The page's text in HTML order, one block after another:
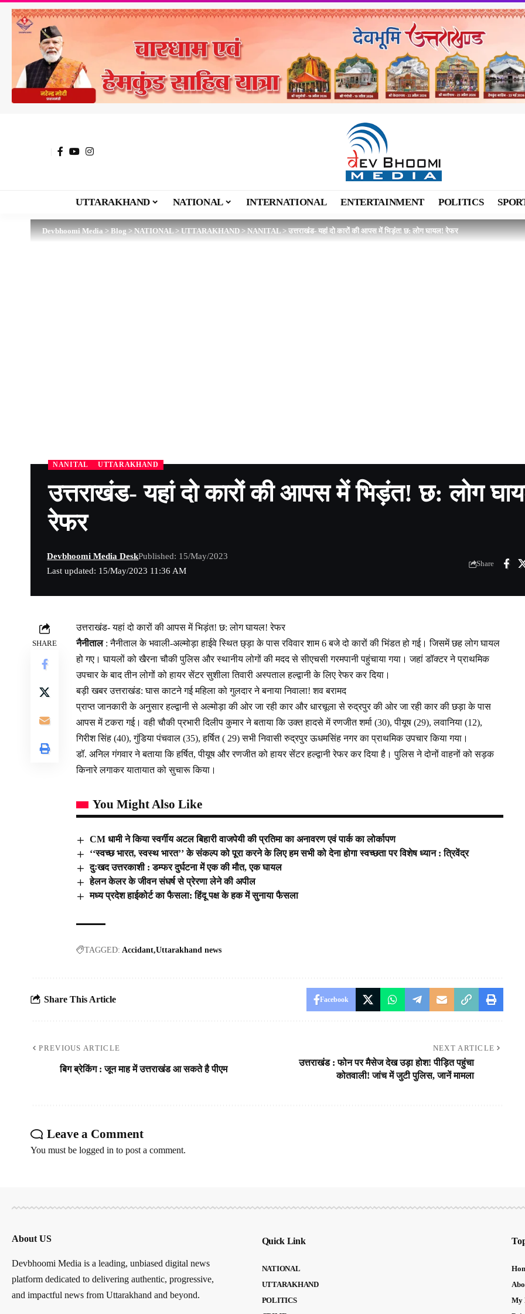
UTTARAKHAND NATIONAL INTERNATIONAL ENTERTAINMENT POLITICS
Devbhoomi Media>Blog>NATIONAL>UTTARAKHAND>NANITAL>उत्तराखंड- यहां दो कारों की आपस में भिड़ंत! छ: लोग घायल! रेफर
NANITAL UTTARAKHAND
उत्तराखंड- यहां दो कारों की आपस में भिड़ंत! छ: लोग
रेफर
Last updated: 15/May/2023 11:36 AM
Devbhoomi Media DeskPublished: 15/May/2023
Share
SHARE
उत्तराखंड- यहां दो कारों की आपस में भिड़ंत! छ: लोग घायल! रेफर
नैनीताल: नैनीताल के भवाली-अल्मोड़ा हाईवे स्थित छ्ड़ा के पास रविवार शाम 6 बजे दो कारों की भिंडत हो गई। जिसमें छह लोग घायल
हो गए। घायलों को खैरना चौकी पुलिस और स्थानीय लोगों की मदद से सीएचसी गरमपानी पहुंचाया गया। जहां डॉक्टर ने प्राथमिक
उपचार के बाद तीन लोगों को हायर सेंटर सुशीला तिवारी अस्पताल हल्द्वानी के लिए रेफर कर दिया।
बड़ी खबर उत्तराखंड: घास काटने गई महिला को गुलदार ने बनाया निवाला! शव बरामद
प्राप्त जानकारी के अनुसार हल्द्वानी से अल्मोड़ा की ओर जा रही कार और धारचूला से रुद्रपुर की ओर जा रही कार की छड़ा के पास
आपस में टकरा गई। वही चौकी प्रभारी दिलीप कुमार ने बताया कि उक्त हादसे में रणजीत शर्मा (30), पीयूष (29), लवानिया (12),
गिरीश सिंह (40), गुंडिया पंचवाल (35), हर्षित ( 29) सभी निवासी रुद्रपुर ऊधमसिंह नगर का प्राथमिक उपचार किया गया।
डॉ. अनिल गंगवार ने बताया कि हर्षित, पीयूष और रणजीत को हायर सेंटर हल्द्वानी रेफर कर दिया है। पुलिस ने दोनों वाहनों को सड़क
किनारे लगाकर यातायात को सुचारू किया।
You Might Also Like
CM धामी ने किया स्वर्गीय अटल बिहारी वाजपेयी की प्रतिमा का अनावरण एवं पार्क का लोर्कापण
‘‘स्वच्छ भारत, स्वस्थ भारत’’ के संकल्प को पूरा करने के लिए हम सभी को देना होगा स्वच्छता पर विशेष ध्यान : त्रिवेंद्र
दुःखद उत्तरकाशी : डम्फर दुर्घटना में एक की मौत, एक घायल
हेलन केलर के जीवन संघर्ष से प्रेरणा लेने की अपील
मध्य प्रदेश हाईकोर्ट का फैसला: हिंदू पक्ष के हक में सुनाया फैसला
TAGGED: Accidant Uttarakhand news
Share This Article Facebook
PREVIOUS ARTICLE
बिग ब्रेकिंग : जून माह में उत्तराखंड आ सकते है पीएम
NEXT ARTICLE
उत्तराखंड : फोन पर मैसेज देख उड़ा होश! पीड़ित पहुंचा
कोतवाली! जांच में जुटी पुलिस, जानें मामला
Leave a Comment
You must be logged in to post a comment.
About US
Devbhoomi Media is a leading, unbiased digital news
platform dedicated to delivering authentic, progressive,
and impactful news from Uttarakhand and beyond.
Quick Link
NATIONAL
UTTARAKHAND
POLITICS
My